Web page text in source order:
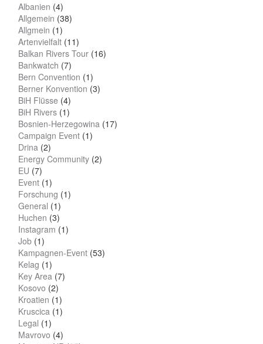
Albanien (4)
Allgemein (38)
Allgmein (1)
Artenvielfalt (11)
Balkan Rivers Tour (16)
Bankwatch (7)
Bern Convention (1)
Berner Konvention (3)
BiH Flüsse (4)
BiH Rivers (1)
Bosnien-Herzegowina (17)
Campaign Event (1)
Drina (2)
Energy Community (2)
EU (7)
Event (1)
Forschung (1)
General (1)
Huchen (3)
Instagram (1)
Job (1)
Kampagnen-Event (53)
Kelag (1)
Key Area (7)
Kosovo (2)
Kroatien (1)
Kruscica (1)
Legal (1)
Mavrovo (4)